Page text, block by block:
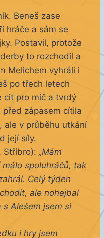
Beneš zase
hráče a sám se
Postavil, protože
to rozchodil a
Melichem vyhráli i
po třech letech
cit pro míč a tvrdý
před zápasem cítila
ale v průběhu utkání
její síly.
Stříbro): „Mám
spoluhráčů, tak
Celý týden
ale nohejbal
s Alešem jsem si
i hry jsem